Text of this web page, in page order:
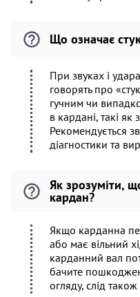
Що означає
При звуках і
говорять про
гучним чи
в кардані, такі
Рекомендується
діагностики та
Як зрозуміти,
кардан?
Якщо карданна
або має вільний
карданний вал
бачите
огляду, слід